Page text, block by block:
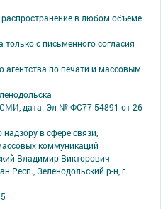
распространение в любом объеме
с письменного согласия
агентства по печати и массовым
СМИ, дата: Эл № ФС77-54891 от 26
в сфере связи,
коммуникаций
Владимир Викторович
Респ., Зеленодольский р-н, г.